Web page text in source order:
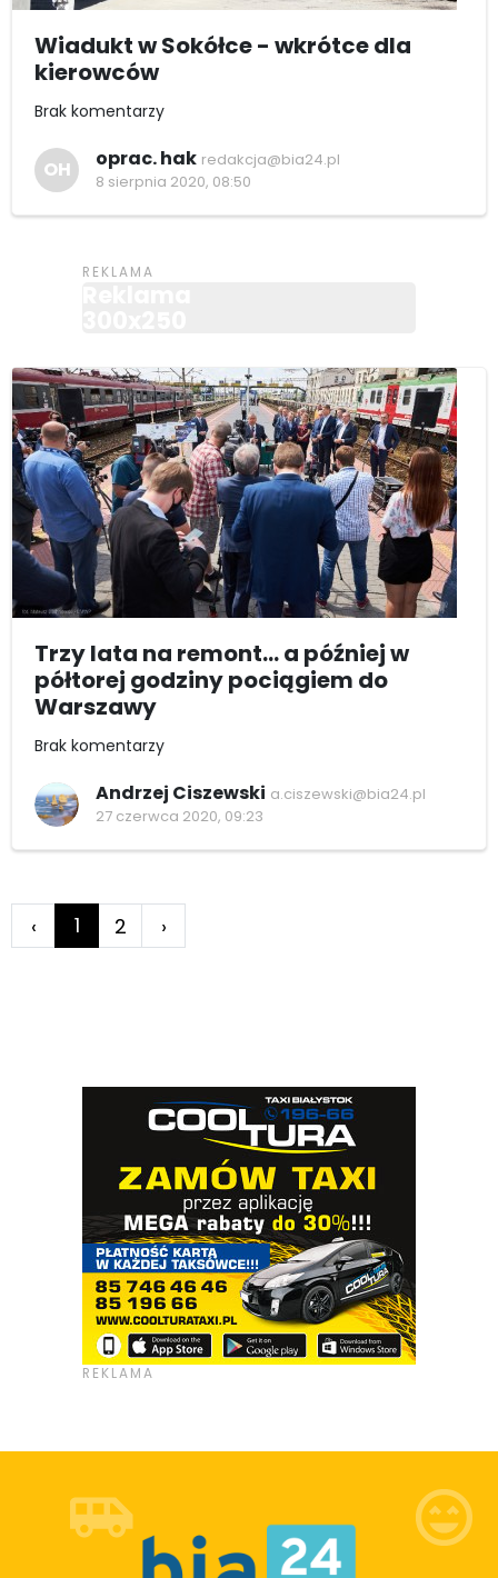
Wiadukt w Sokółce - wkrótce dla
kierowców
Brak komentarzy
OH oprac. hak redakcja@bia24.pl
8 sierpnia 2020, 08:50
Trzy lata na remont... a później w
półtorej godziny pociągiem do
Warszawy
Brak komentarzy
Andrzej Ciszewski a.ciszewski@bia24.pl
27 czerwca 2020, 09:23
‹ 1 2 ›